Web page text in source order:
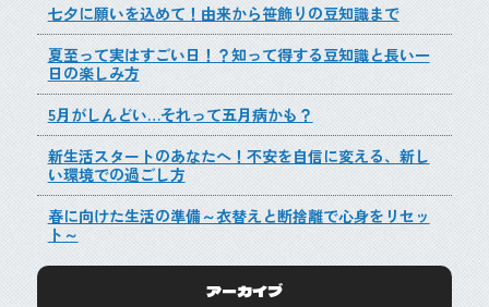
七夕に願いを込めて！由来から笹飾りの豆知識まで
夏至って実はすごい日！？知って得する豆知識と長い一
日の楽しみ方
5月がしんどい…それって五月病かも？
新生活スタートのあなたへ！不安を自信に変える、新し
い環境での過ごし方
春に向けた生活の準備～衣替えと断捨離で心身をリセッ
ト～
アーカイブ